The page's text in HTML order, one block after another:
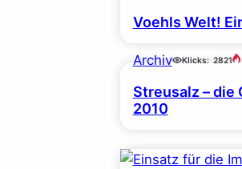
Voehls Welt!
Archiv Klicks: 2821
Streusalz – die
2010